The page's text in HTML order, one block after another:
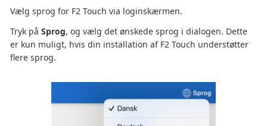
Vælg sprog for F2 Touch via loginskærmen.
Tryk på Sprog, og vælg det ønskede sprog i dialogen. Dette
er kun muligt, hvis din installation af F2 Touch understøtter
flere sprog.